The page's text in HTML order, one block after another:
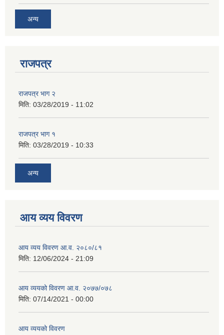
अन्य
राजपत्र
राजपत्र भाग २
मिति: 03/28/2019 - 11:02
राजपत्र भाग १
मिति: 03/28/2019 - 10:33
अन्य
आय व्यय विवरण
आय व्यय विवरण आ.व. २०८०/८१
मिति: 12/06/2024 - 21:09
आय व्ययको विवरण आ.व. २०७७/०७८
मिति: 07/14/2021 - 00:00
आय व्ययको विवरण